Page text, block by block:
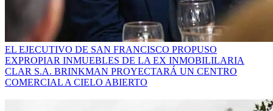
EL EJECUTIVO DE SAN FRANCISCO PROPUSO
EXPROPIAR INMUEBLES DE LA EX INMOBILILARIA
CLAR S.A. BRINKMAN PROYECTARÁ UN CENTRO
COMERCIAL A CIELO ABIERTO